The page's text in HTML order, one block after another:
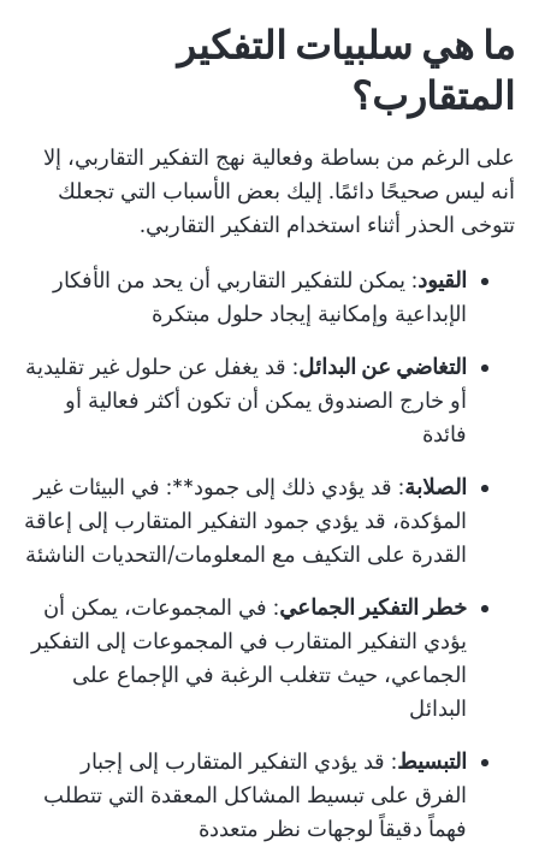
ما هي سلبيات التفكير
المتقارب؟
على الرغم من بساطة وفعالية نهج التفكير التقاربي، إلا
أنه ليس صحيحًا دائمًا. إليك بعض الأسباب التي تجعلك
تتوخى الحذر أثناء استخدام التفكير التقاربي.
القيود: يمكن للتفكير التقاربي أن يحد من الأفكار
الإبداعية وإمكانية إيجاد حلول مبتكرة
التغاضي عن البدائل: قد يغفل عن حلول غير تقليدية
أو خارج الصندوق يمكن أن تكون أكثر فعالية أو
فائدة
الصلابة: قد يؤدي ذلك إلى جمود**: في البيئات غير
المؤكدة، قد يؤدي جمود التفكير المتقارب إلى إعاقة
القدرة على التكيف مع المعلومات/التحديات الناشئة
خطر التفكير الجماعي: في المجموعات، يمكن أن
يؤدي التفكير المتقارب في المجموعات إلى التفكير
الجماعي، حيث تتغلب الرغبة في الإجماع على
البدائل
التبسيط: قد يؤدي التفكير المتقارب إلى إجبار
الفرق على تبسيط المشاكل المعقدة التي تتطلب
فهماً دقيقاً لوجهات نظر متعددة